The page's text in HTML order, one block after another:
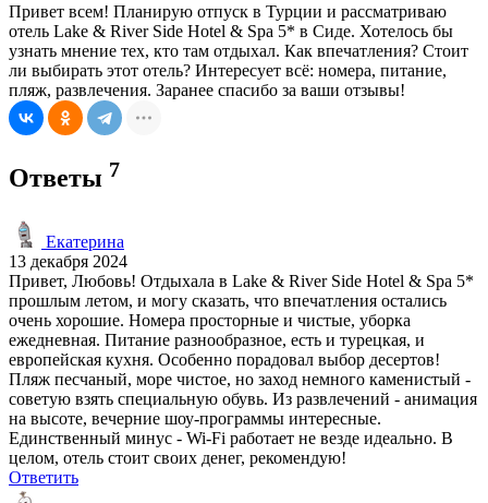
Привет всем! Планирую отпуск в Турции и рассматриваю
отель Lake & River Side Hotel & Spa 5* в Сиде. Хотелось бы
узнать мнение тех, кто там отдыхал. Как впечатления? Стоит
ли выбирать этот отель? Интересует всё: номера, питание,
пляж, развлечения. Заранее спасибо за ваши отзывы!
Ответы 7
Екатерина
13 декабря 2024
Привет, Любовь! Отдыхала в Lake & River Side Hotel & Spa 5*
прошлым летом, и могу сказать, что впечатления остались
очень хорошие. Номера просторные и чистые, уборка
ежедневная. Питание разнообразное, есть и турецкая, и
европейская кухня. Особенно порадовал выбор десертов!
Пляж песчаный, море чистое, но заход немного каменистый -
советую взять специальную обувь. Из развлечений - анимация
на высоте, вечерние шоу-программы интересные.
Единственный минус - Wi-Fi работает не везде идеально. В
целом, отель стоит своих денег, рекомендую!
Ответить